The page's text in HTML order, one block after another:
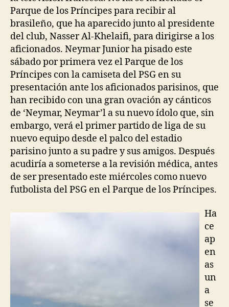
Parque de los Príncipes para recibir al
brasileño, que ha aparecido junto al presidente
del club, Nasser Al-Khelaifi, para dirigirse a los
aficionados. Neymar Junior ha pisado este
sábado por primera vez el Parque de los
Príncipes con la camiseta del PSG en su
presentación ante los aficionados parisinos, que
han recibido con una gran ovación ay cánticos
de ‘Neymar, Neymar’l a su nuevo ídolo que, sin
embargo, verá el primer partido de liga de su
nuevo equipo desde el palco del estadio
parisino junto a su padre y sus amigos. Después
acudiría a someterse a la revisión médica, antes
de ser presentado este miércoles como nuevo
futbolista del PSG en el Parque de los Príncipes.
Ha
ce
ap
en
as
un
a
se